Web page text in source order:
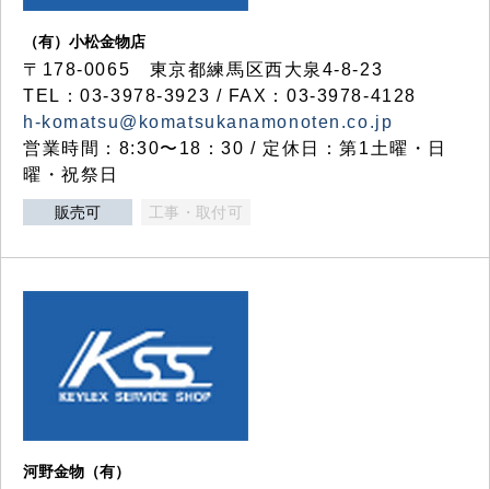
（有）小松金物店
〒178-0065 東京都練馬区西大泉4-8-23
TEL：03-3978-3923 / FAX：03-3978-4128
h-komatsu@komatsukanamonoten.co.jp
営業時間：8:30〜18：30 / 定休日：第1土曜・日
曜・祝祭日
販売可 工事・取付可
河野金物（有）